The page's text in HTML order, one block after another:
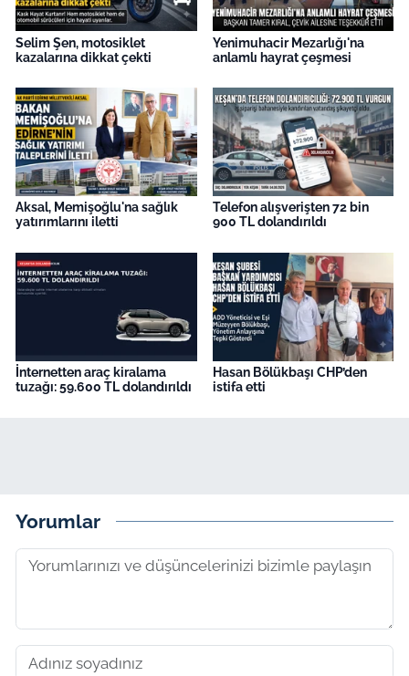
Selim Şen, motosiklet
kazalarına dikkat çekti
Yenimuhacir Mezarlığı'na
anlamlı hayrat çeşmesi
Aksal, Memişoğlu'na sağlık
yatırımlarını iletti
Telefon alışverişten 72 bin
900 TL dolandırıldı
İnternetten araç kiralama
tuzağı: 59.600 TL dolandırıldı
Hasan Bölükbaşı CHP’den
istifa etti
Yorumlar